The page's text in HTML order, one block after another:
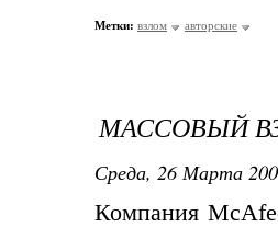
Метки: взлом авторские
МАССОВЫЙ
Среда, 26 Марта
Компания